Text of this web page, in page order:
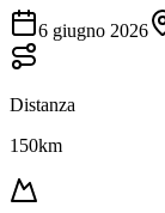
6 giugno 2026
Distanza
150km